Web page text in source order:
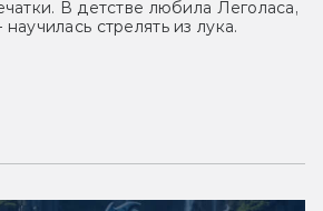
В детстве любила Леголаса,
стрелять из лука.